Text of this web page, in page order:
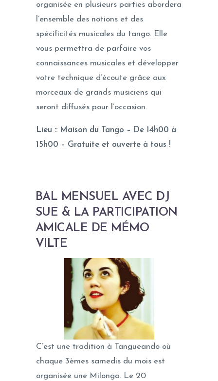
organisée en plusieurs parties abordera
l’ensemble des notions et des
spécificités musicales du tango. Elle
vous permettra de parfaire vos
connaissances musicales et développer
votre technique d’écoute grâce aux
morceaux de grands musiciens qui
seront diffusés pour l’occasion.
Lieu :: Maison du Tango – De 14h00 à
15h00 – Gratuite et ouverte à tous !
BAL MENSUEL AVEC DJ
SUE & LA PARTICIPATION
AMICALE DE MÉMO
VILTE
C’est une tradition à Tangueando où
chaque 3èmes samedis du mois est
organisée une Milonga. Le 20